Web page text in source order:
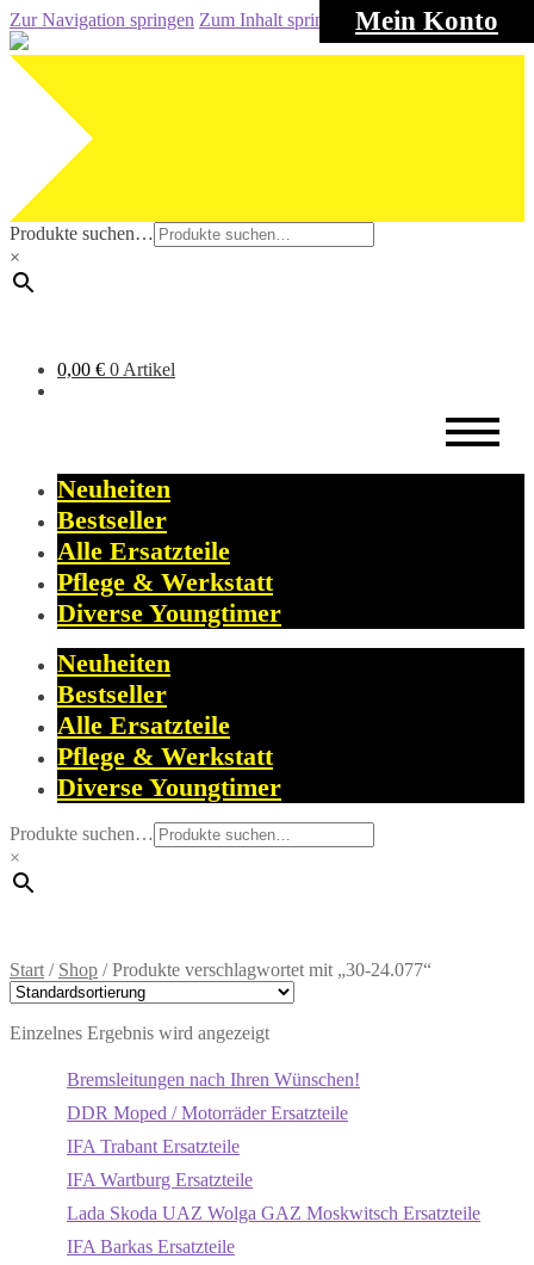
Mein Konto
Zur Navigation springen Zum Inhalt springen
Produkte suchen…
×
0,00 € 0 Artikel
Neuheiten
Bestseller
Alle Ersatzteile
Pflege & Werkstatt
Diverse Youngtimer
Neuheiten
Bestseller
Alle Ersatzteile
Pflege & Werkstatt
Diverse Youngtimer
Produkte suchen…
×
Start / Shop /Produkte verschlagwortet mit „30-24.077“
Einzelnes Ergebnis wird angezeigt
Bremsleitungen nach Ihren Wünschen!
DDR Moped / Motorräder Ersatzteile
IFA Trabant Ersatzteile
IFA Wartburg Ersatzteile
Lada Skoda UAZ Wolga GAZ Moskwitsch Ersatzteile
IFA Barkas Ersatzteile